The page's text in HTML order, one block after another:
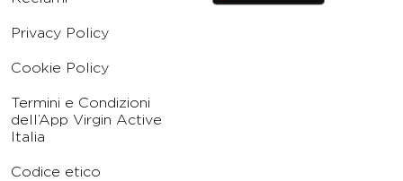
Privacy Policy
Cookie Policy
Termini e Condizioni
dell’App Virgin Active
Italia
Codice etico